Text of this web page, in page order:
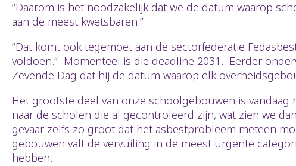
“Daarom is het noodzakelijk dat we de datum waarop
aan de meest kwetsbaren.”
“Dat komt ook tegemoet aan de sectorfederatie
voldoen.” Momenteel is die deadline 2031. Eerder
Zevende Dag dat hij de datum waarop elk
Het grootste deel van onze schoolgebouwen is
naar de scholen die al gecontroleerd zijn, wat zien we
gevaar zelfs zo groot dat het asbestprobleem meteen
gebouwen valt de vervuiling in de meest urgente
hebben.